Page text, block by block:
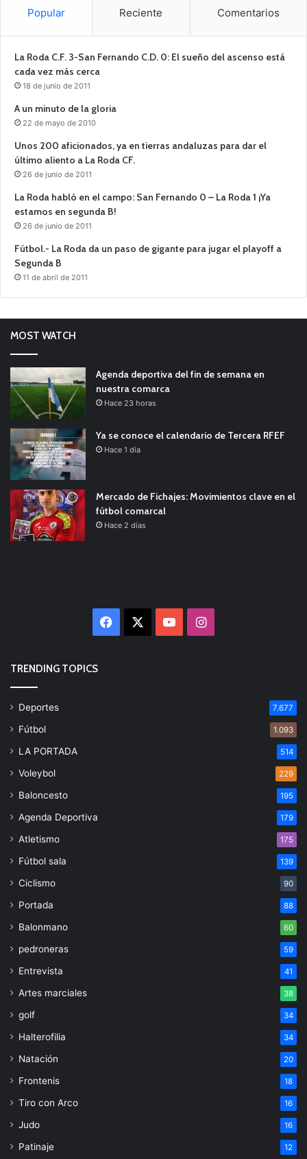
Popular Reciente Comentarios
La Roda C.F. 3-San Fernando C.D. 0: El sueño del ascenso está
cada vez más cerca
18 de junio de 2011
A un minuto de la gloria
22 de mayo de 2010
Unos 200 aficionados, ya en tierras andaluzas para dar el
último aliento a La Roda CF.
26 de junio de 2011
La Roda habló en el campo: San Fernando 0 – La Roda 1 ¡Ya
estamos en segunda B!
26 de junio de 2011
Fútbol.- La Roda da un paso de gigante para jugar el playoff a
Segunda B
11 de abril de 2011
MOST WATCH
Agenda deportiva del fin de semana en
nuestra comarca
Hace 23 horas
Ya se conoce el calendario de Tercera RFEF
Hace 1 día
Mercado de Fichajes: Movimientos clave en el
fútbol comarcal
Hace 2 días
Facebook YouTubeInstagram
TRENDING TOPICS
Deportes 7.677
Fútbol 1.093
LA PORTADA 514
Voleybol 229
Baloncesto 195
Agenda Deportiva 179
Atletismo 175
Fútbol sala 139
Ciclismo 90
Portada 88
Balonmano 60
pedroneras 59
Entrevista 41
Artes marciales 38
golf 34
Halterofilia 34
Natación 20
Frontenis 18
Tiro con Arco 16
Judo 16
Patinaje 12